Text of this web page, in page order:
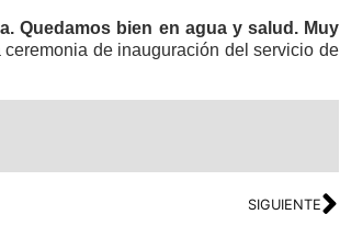
Quedamos bien en agua y salud. Muy
de inauguración del servicio de
SIGUIENTE